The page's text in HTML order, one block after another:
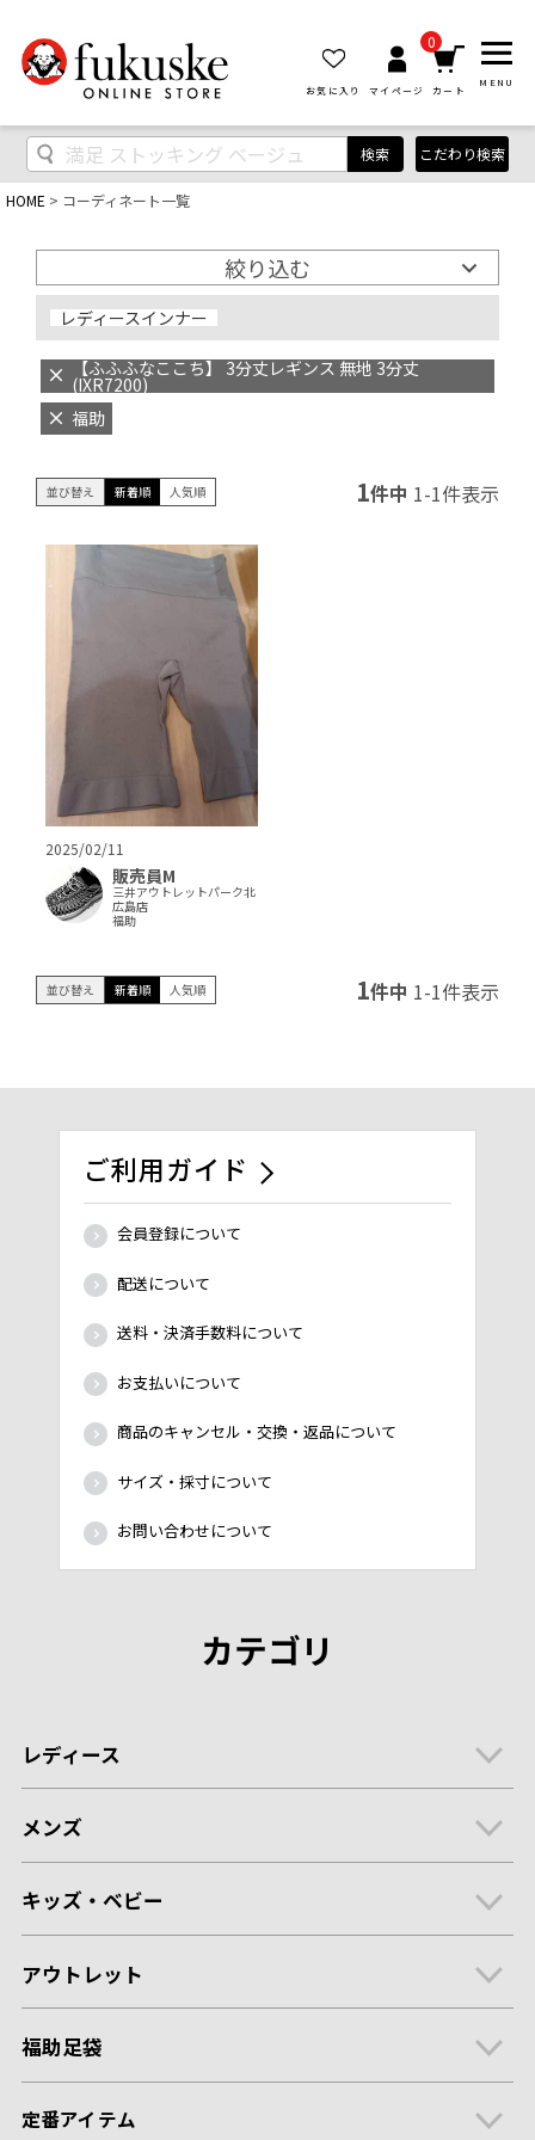
お気に入り マイページ
0
カート
MENU
検索 こだわり検索
HOME コーディネート一覧
絞り込む
レディースインナー
【ふふふなここち】 3分丈レギンス 無地 3分丈
(IXR7200)
福助
並び替え 新着順 人気順 1件中 1-1件表示
2025/02/11
販売員M
三井アウトレットパーク北
広島店
福助
並び替え 新着順 人気順 1件中 1-1件表示
ご利用ガイド
会員登録について
配送について
送料・決済手数料について
お支払いについて
商品のキャンセル・交換・返品について
サイズ・採寸について
お問い合わせについて
カテゴリ
レディース
メンズ
キッズ・ベビー
アウトレット
福助足袋
定番アイテム